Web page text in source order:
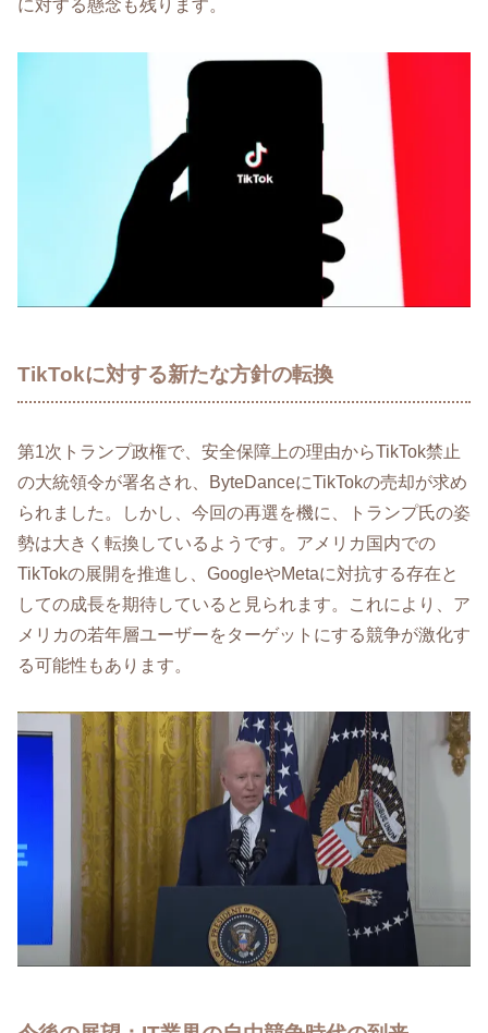
に対する懸念も残ります。
TikTokに対する新たな方針の転換
第1次トランプ政権で、安全保障上の理由からTikTok禁止
の大統領令が署名され、ByteDanceにTikTokの売却が求め
られました。しかし、今回の再選を機に、トランプ氏の姿
勢は大きく転換しているようです。アメリカ国内での
TikTokの展開を推進し、GoogleやMetaに対抗する存在と
しての成長を期待していると見られます。これにより、ア
メリカの若年層ユーザーをターゲットにする競争が激化す
る可能性もあります。